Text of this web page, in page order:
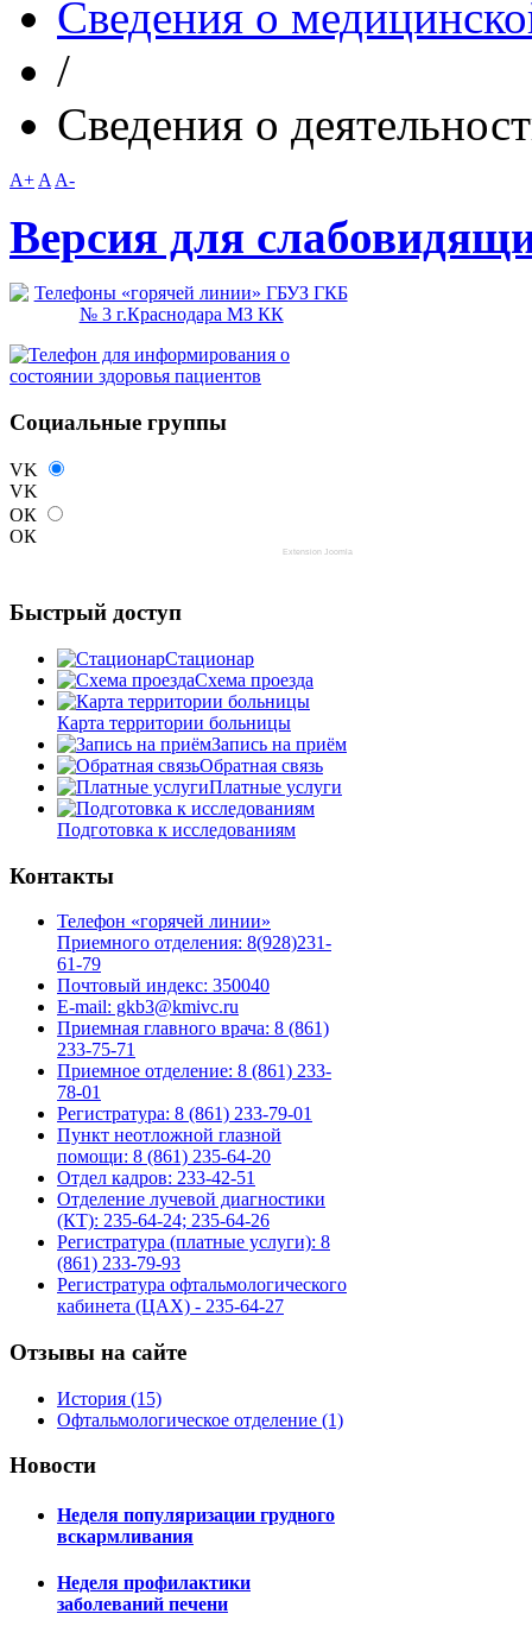
Сведения о
/
Сведения о
A+ A A-
Версия для
Социальные группы
VK
VK
ОК
ОК
Extension Joomla
Быстрый доступ
Стационар
Схема проезда
Карта территории больницы
Запись на приём
Обратная связь
Платные услуги
Подготовка к исследованиям
Контакты
Телефон «горячей линии»
Приемного отделения: 8(928)231-
61-79
Почтовый индекс: 350040
E-mail: gkb3@kmivc.ru
Приемная главного врача: 8 (861)
233-75-71
Приемное отделение: 8 (861) 233-
78-01
Регистратура: 8 (861) 233-79-01
Пункт неотложной глазной
помощи: 8 (861) 235-64-20
Отдел кадров: 233-42-51
Отделение лучевой диагностики
(КТ): 235-64-24; 235-64-26
Регистратура (платные услуги): 8
(861) 233-79-93
Регистратура офтальмологического
кабинета (ЦАХ) - 235-64-27
Отзывы на сайте
История (15)
Офтальмологическое отделение (1)
Новости
Неделя популяризации грудного
вскармливания
Неделя профилактики
заболеваний печени